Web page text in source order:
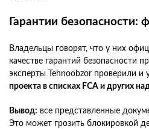
Гарантии безопасности:
Владельцы говорят, что у них
качестве гарантий безопасности
эксперты Tehnoobzor проверили и
проекта в списках FCA и других
Вывод: все представленные
Это может грозить блокировкой